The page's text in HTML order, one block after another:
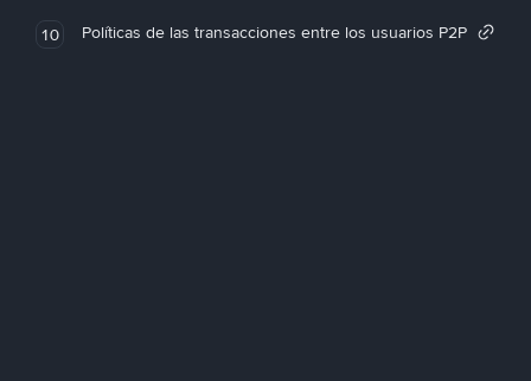
10 Políticas de las transacciones entre los usuarios P2P